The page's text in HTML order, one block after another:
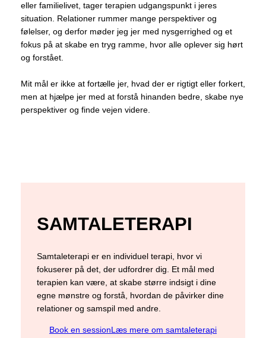
eller familielivet, tager terapien udgangspunkt i jeres
situation. Relationer rummer mange perspektiver og
følelser, og derfor møder jeg jer med nysgerrighed og et
fokus på at skabe en tryg ramme, hvor alle oplever sig hørt
og forstået.
Mit mål er ikke at fortælle jer, hvad der er rigtigt eller forkert,
men at hjælpe jer med at forstå hinanden bedre, skabe nye
perspektiver og finde vejen videre.
SAMTALETERAPI
Samtaleterapi er en individuel terapi, hvor vi
fokuserer på det, der udfordrer dig. Et mål med
terapien kan være, at skabe større indsigt i dine
egne mønstre og forstå, hvordan de påvirker dine
relationer og samspil med andre.
Book en sessionLæs mere om samtaleterapi